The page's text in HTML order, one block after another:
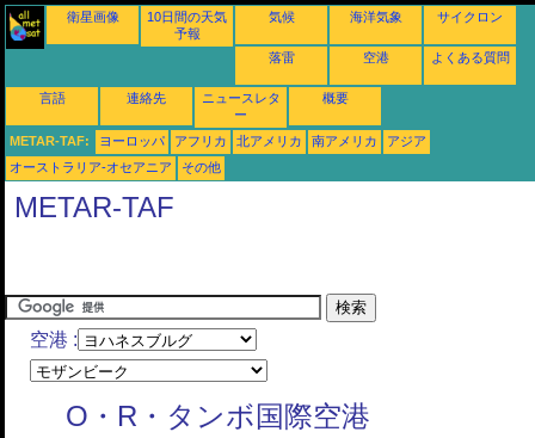
衛星画像
10日間の天気
予報
気候 海洋気象 サイクロン
落雷 空港 よくある質問
言語 連絡先
ニュースレタ
ー
概要
METAR-TAF: ヨーロッパ アフリカ 北アメリカ 南アメリカ
アジア
オーストラリア-オセアニア
その他
METAR-TAF
空港 :
O・R・タンボ国際空港